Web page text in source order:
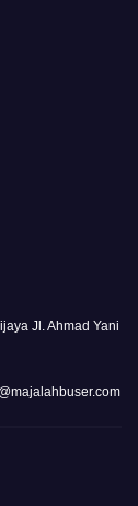
Jl. Ahmad Yani